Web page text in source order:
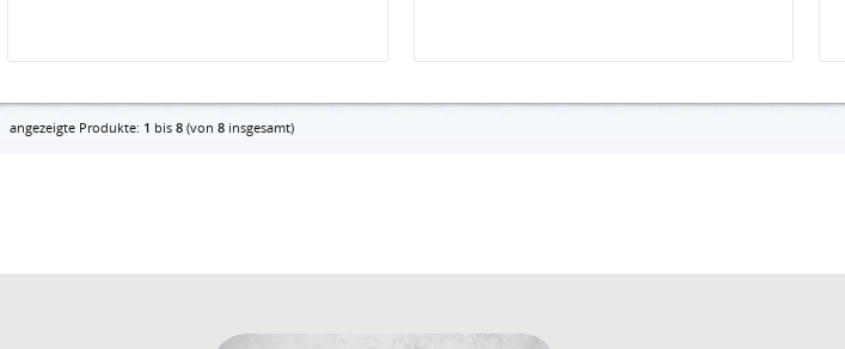
angezeigte Produkte: 1 bis 8 (von 8 insgesamt)